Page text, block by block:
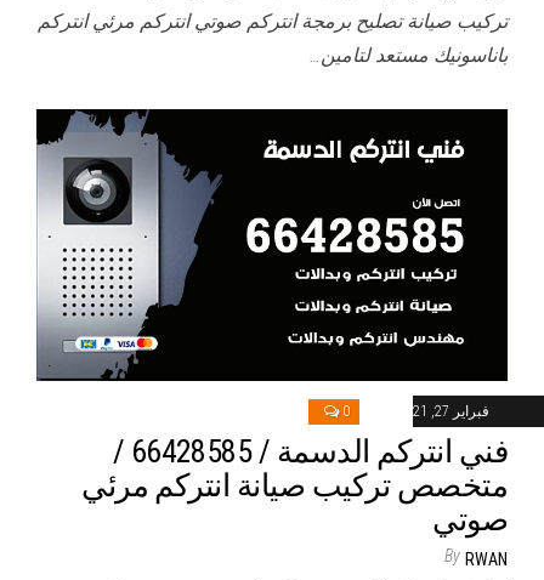
تركيب صيانة تصليح برمجة انتركم صوتي انتركم مرئي انتركم
باناسونيك مستعد لتامين…
فبراير 27, 2021 0
فني انتركم الدسمة / 66428585 /
متخصص تركيب صيانة انتركم مرئي
صوتي
By RWAN